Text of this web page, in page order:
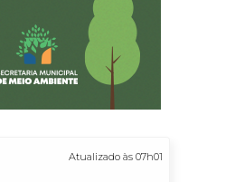
Atualizado às 07h01